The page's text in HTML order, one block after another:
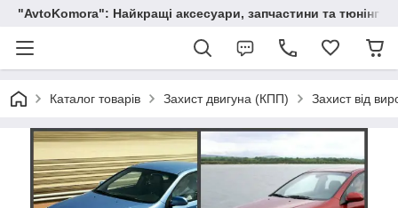
"AvtoKomora": Найкращі аксесуари, запчастини та тюнінг
Каталог товарів Захист двигуна (КПП) Захист від